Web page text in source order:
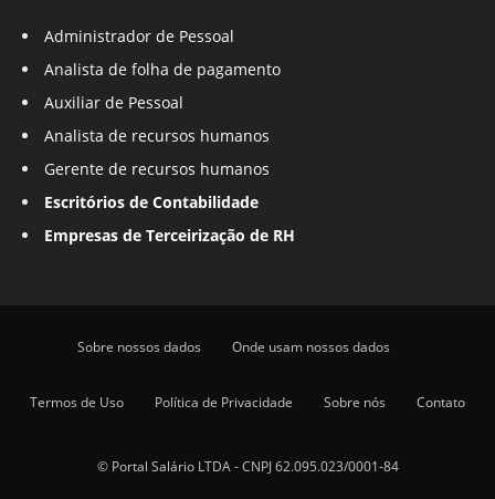
Administrador de Pessoal
Analista de folha de pagamento
Auxiliar de Pessoal
Analista de recursos humanos
Gerente de recursos humanos
Escritórios de Contabilidade
Empresas de Terceirização de RH
Sobre nossos dados Onde usam nossos dados
Termos de Uso Política de Privacidade Sobre nós Contato
© Portal Salário LTDA - CNPJ 62.095.023/0001-84